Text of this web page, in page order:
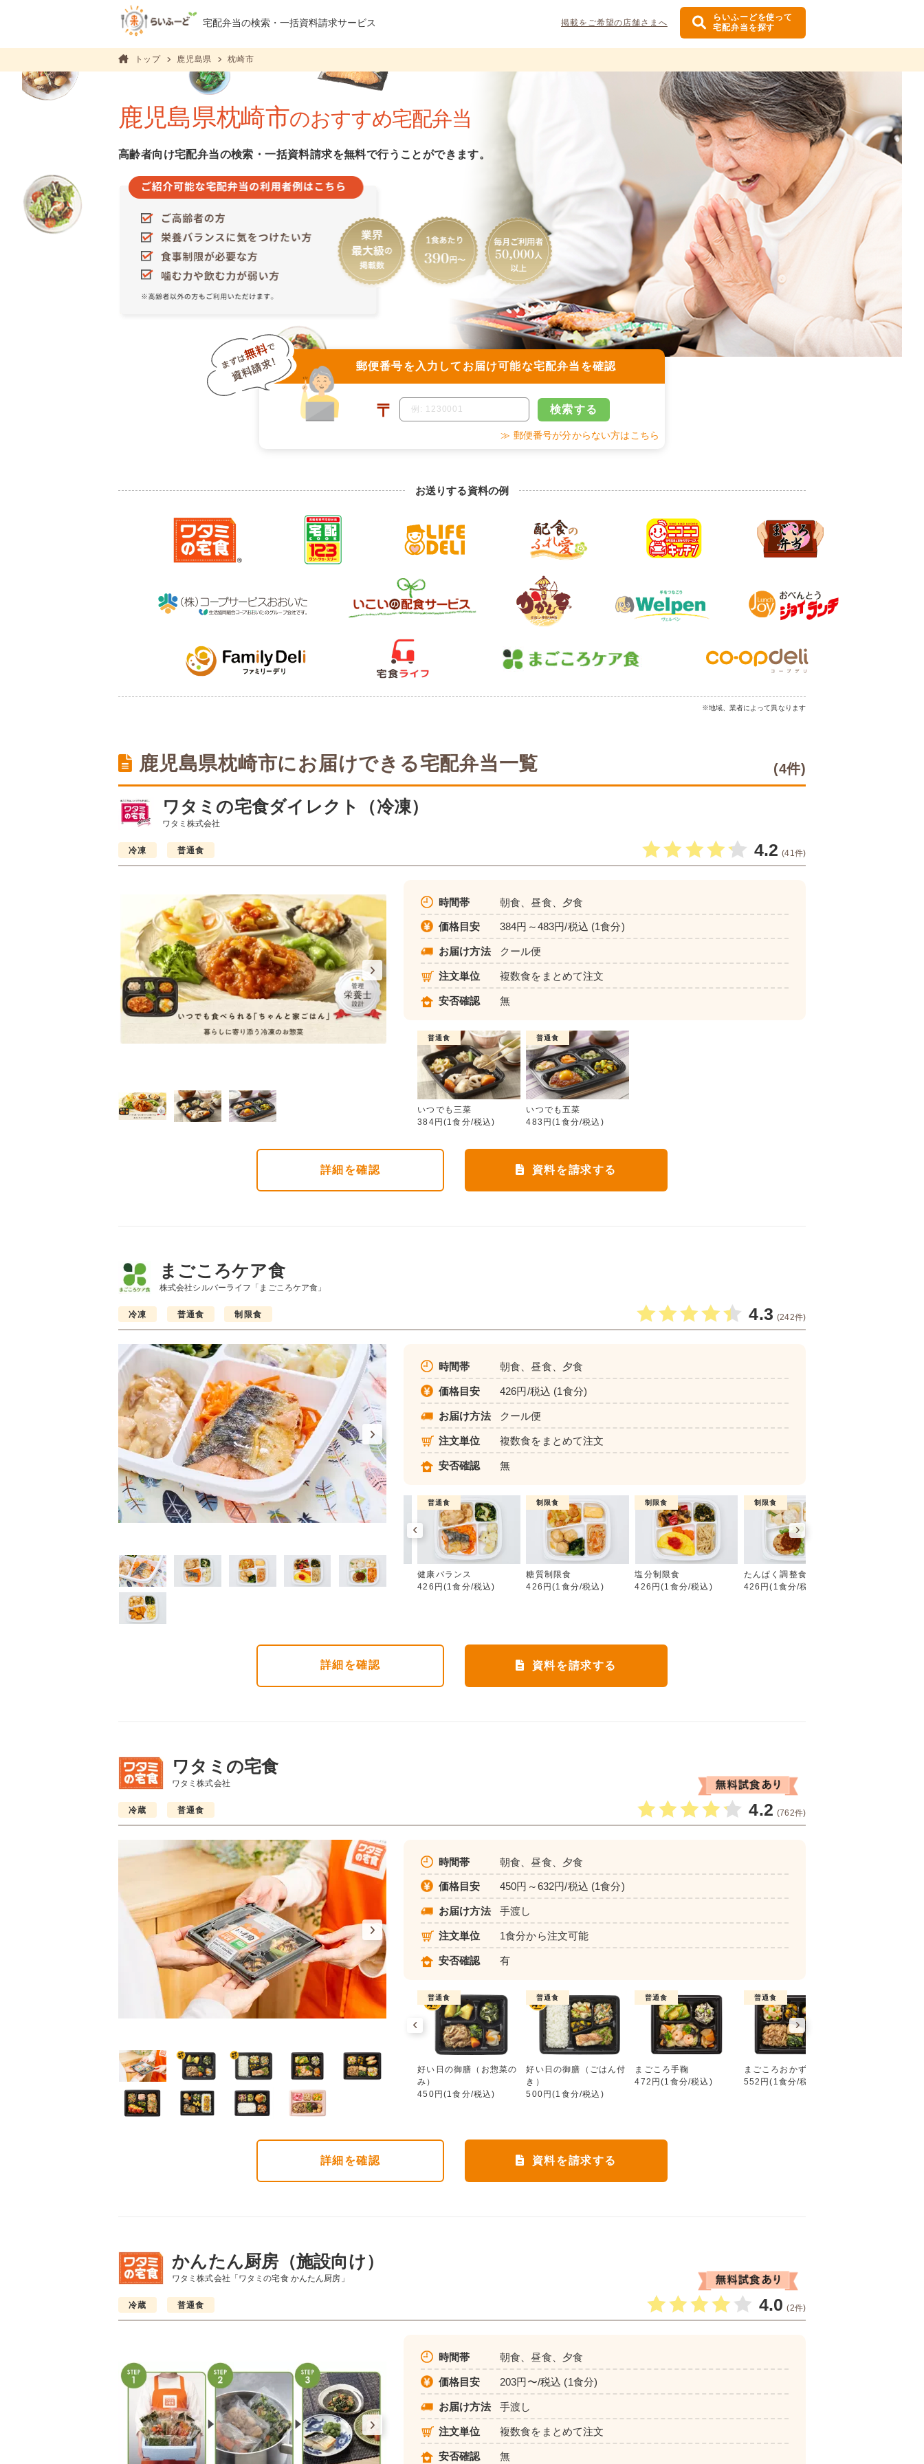
宅配弁当の検索・一括資料請求サービス 掲載をご希望の店舗さまへ
らいふーどを使って
宅配弁当を探す
トップ 鹿児島県 枕崎市
鹿児島県枕崎市のおすすめ宅配弁当
高齢者向け宅配弁当の検索・一括資料請求を無料で行うことができます。
郵便番号を入力して お届け可能な宅配弁当を確認
〒 検索する
≫ 郵便番号が分からない方はこちら
お送りする資料の例
※地域、業者によって異なります
鹿児島県枕崎市にお届けできる宅配弁当一覧 (4件)
ワタミの宅食ダイレクト（冷凍）
ワタミ株式会社
冷凍 普通食 4.2 (41件)
いつでも三菜
時間帯 朝食、昼食、夕食
価格目安 384円～483円/税込 (1食分)
お届け方法 クール便
注文単位 複数食をまとめて注文
安否確認 無
普通食
いつでも三菜
384円(1食分/税込)
普通食
いつでも五菜
483円(1食分/税込)
詳細 を確認 資料を請求する
まごころケア食
株式会社シルバーライフ「まごころケア食」
冷凍 普通食 制限食 4.3 (242件)
健康バランス 糖質制限食
時間帯 朝食、昼食、夕食
価格目安 426円/税込 (1食分)
お届け方法 クール便
注文単位 複数食をまとめて注文
安否確認 無
塩分制限食
426円(1食分/税込)
制限食
たんぱく調整食
426円(1食分/税込)
制限食
カロリー調整食
426円(1食分/税込)
普通食
健康バランス
426円(1食分/税込)
制限食
糖質制限食
426円(1食分/税込)
制限食
塩分制限食
426円(1食分/税込)
制限食
たんぱく調整食
426円(1食分/税込)
詳細 を確認 資料を請求する
ワタミの宅食
ワタミ株式会社
冷蔵 普通食 4.2 (762件)
好い日の御膳（お惣菜のみ） 好い日の御膳（ごはん付き）
時間帯 朝食、昼食、夕食
価格目安 450円～632円/税込 (1食分)
お届け方法 手渡し
注文単位 1食分から注文可能
安否確認 有
まごころ御膳
568円(1食分/税込)
まごころ小箱
496円(1食分/税込)
普通食
ワタミdeおいしい健康
552円(1食分/税込)
普通食
好い日の御膳（お惣菜の
み）
450円(1食分/税込)
普通食
好い日の御膳（ごはん付
き）
500円(1食分/税込)
普通食
まごころ手鞠
472円(1食分/税込)
普通食
まごころおかず
552円(1食分/税込)
詳細 を確認 資料を請求する
かんたん厨房（施設向け）
ワタミ株式会社「ワタミの宅食 かんたん厨房」
冷蔵 普通食 4.0 (2件)
時間帯 朝食、昼食、夕食
価格目安 203円〜/税込 (1食分)
お届け方法 手渡し
注文単位 複数食をまとめて注文
安否確認 無